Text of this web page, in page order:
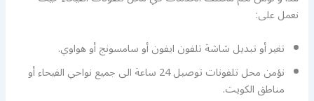
نعمل على:
تغير أو تبديل شاشة تلفون ايفون أو سامسونج أو هواوي.
نؤمن محل تلفونات توصيل 24 ساعة الى جميع نواحي الفيحاء أو
مناطق الكويت.